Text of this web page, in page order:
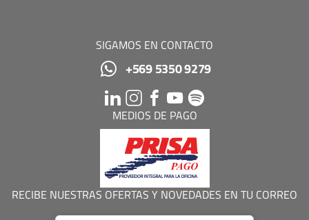
SIGAMOS EN CONTACTO
+569 5350 9279
MEDIOS DE PAGO
RECIBE NUESTRAS OFERTAS Y NOVEDADES EN TU CORREO